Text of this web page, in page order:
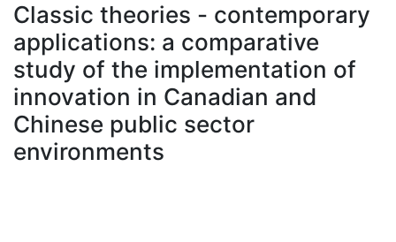
À propos
Classic theories - contemporary
applications: a comparative
study of the implementation of
innovation in Canadian and
Chinese public sector
environments